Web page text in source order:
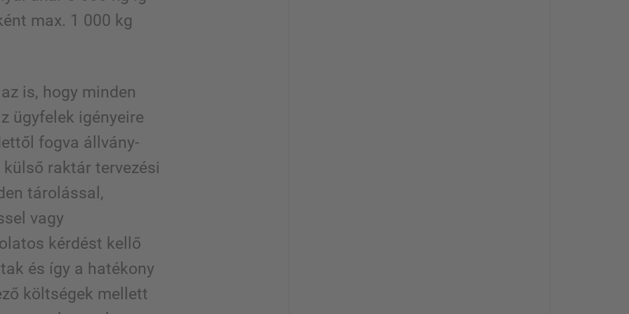
max. 1 000 kg
is, hogy minden
ügyfelek igényeire
fogva állvány-
raktár tervezési
tárolással,
vagy
kérdést kellő
és így a hatékony
költségek mellett